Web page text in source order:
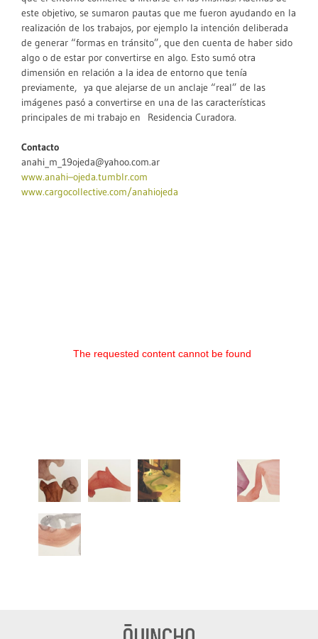
este objetivo, se sumaron pautas que me fueron ayudando en la
realización de los trabajos, por ejemplo la intención deliberada
de generar “formas en tránsito”, que den cuenta de haber sido
algo o de estar por convertirse en algo. Esto sumó otra
dimensión en relación a la idea de entorno que tenía
previamente, ya que alejarse de un anclaje “real” de las
imágenes pasó a convertirse en una de las características
principales de mi trabajo en Residencia Curadora.
Contacto
anahi_m_19ojeda@yahoo.com.ar
www.anahi–ojeda.tumblr.com
www.cargocollective.com/anahiojeda
The requested content cannot be found